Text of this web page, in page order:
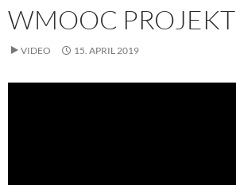
WMOOC PROJEKT
VIDEO 15. APRIL 2019